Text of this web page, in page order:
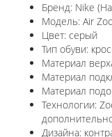
Бренд: Nike
Модель: Air
Цвет: серый
Тип обуви:
Материал
Материал
Материал
Технологии:
Дизайна: